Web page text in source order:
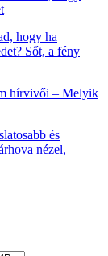
hogy ha
Sőt, a fény
hírvivői – Melyik
és
nézel,